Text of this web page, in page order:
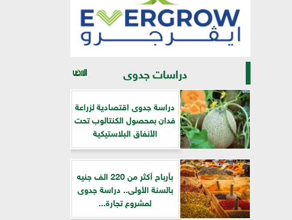
دراسات جدوى
دراسة جدوى اقتصادية لزراعة
فدان بمحصول الكنتالوب تحت
الأنفاق البلاستيكية
بأرباح أكثر من 220 الف جنيه
بالسنة الأولى.. دراسة جدوى
لمشروع تجارة...